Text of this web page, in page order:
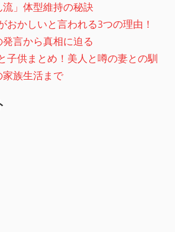
」体型維持の秘訣
おかしいと言われる3つの理由！
言から真相に迫る
子供まとめ！美人と噂の妻との馴
族生活まで